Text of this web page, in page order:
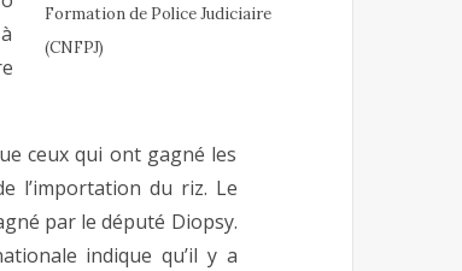
Formation de Police Judiciaire
(CNFPJ)
ceux qui ont gagné les
l’importation du riz. Le
par le député Diopsy.
indique qu’il y a